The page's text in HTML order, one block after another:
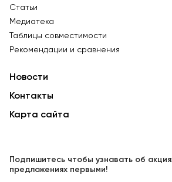
Статьи
Медиатека
Таблицы совместимости
Рекомендации и сравнения
Новости
Контакты
Карта сайта
Подпишитесь чтобы узнавать об
предложениях первыми!